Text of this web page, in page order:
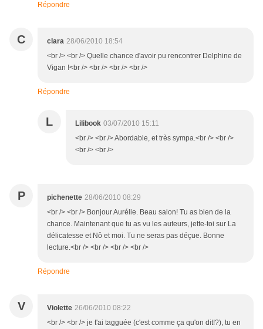
Répondre
C clara 28/06/2010 18:54
<br /> <br /> Quelle chance d'avoir pu rencontrer Delphine de
Vigan !<br /> <br /> <br /> <br />
Répondre
L Lilibook 03/07/2010 15:11
<br /> <br /> Abordable, et très sympa.<br /> <br />
<br /> <br />
P pichenette 28/06/2010 08:29
<br /> <br /> Bonjour Aurélie. Beau salon! Tu as bien de la
chance. Maintenant que tu as vu les auteurs, jette-toi sur La
délicatesse et Nô et moi. Tu ne seras pas déçue. Bonne
lecture.<br /> <br /> <br /> <br />
Répondre
V Violette 26/06/2010 08:22
<br /> <br /> je t'ai tagguée (c'est comme ça qu'on dit!?), tu en